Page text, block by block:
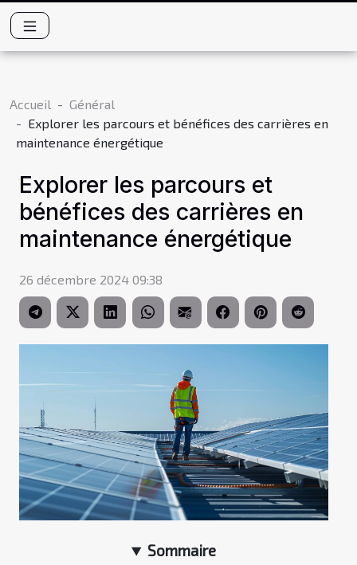
Accueil
Général
Explorer les parcours et bénéfices des carrières en
maintenance énergétique
Explorer les parcours et
bénéfices des carrières en
maintenance énergétique
26 décembre 2024 09:38
Sommaire